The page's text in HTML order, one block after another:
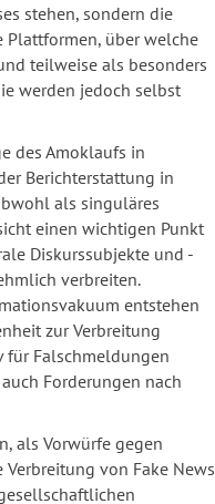
stehen, sondern die
über welche
teilweise als besonders
werden jedoch selbst
des Amoklaufs in
Berichterstattung in
als singuläres
einen wichtigen Punkt
Diskurssubjekte und -
verbreiten.
entstehen
zur Verbreitung
für Falschmeldungen
Forderungen nach
als Vorwürfe gegen
von Fake News